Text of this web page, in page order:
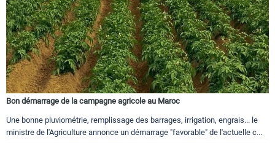
Bon démarrage de la campagne agricole au Maroc
Une bonne pluviométrie, remplissage des barrages, irrigation, engrais... le
ministre de l'Agriculture annonce un démarrage "favorable" de l'actuelle c...